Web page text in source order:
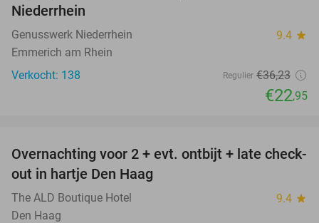
Niederrhein
Genusswerk Niederrhein 9.4 star
Emmerich am Rhein
Verkocht: 138
Regulier €36,23
€22,95
30%
Overnachting voor 2 + evt. ontbijt + late check-
out in hartje Den Haag
The ALD Boutique Hotel 9.4 star
Den Haag